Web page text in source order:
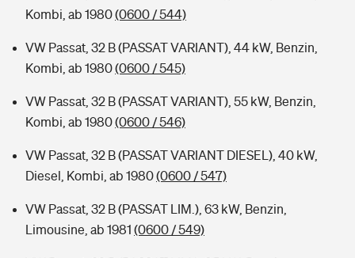
Kombi, ab 1980(0600 / 544)
VW Passat, 32 B (PASSAT VARIANT), 44 kW, Benzin,
Kombi, ab 1980(0600 / 545)
VW Passat, 32 B (PASSAT VARIANT), 55 kW, Benzin,
Kombi, ab 1980(0600 / 546)
VW Passat, 32 B (PASSAT VARIANT DIESEL), 40 kW,
Diesel, Kombi, ab 1980(0600 / 547)
VW Passat, 32 B (PASSAT LIM.), 63 kW, Benzin,
Limousine, ab 1981 (0600 / 549)